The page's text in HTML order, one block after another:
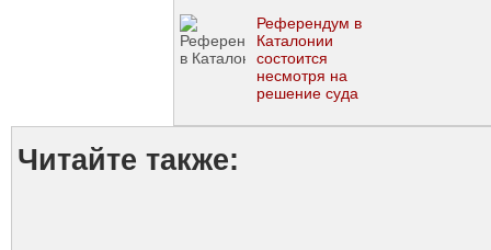
Референдум в
Каталонии
состоится
несмотря на
решение суда
Читайте также: